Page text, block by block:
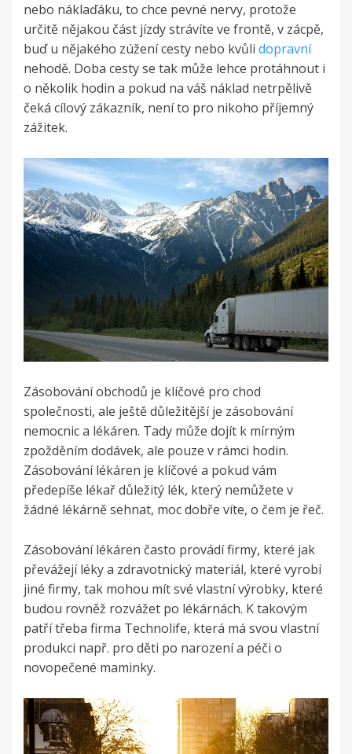
nebo náklaďáku, to chce pevné nervy, protože
určitě nějakou část jízdy strávíte ve frontě, v zácpě,
buď u nějakého zúžení cesty nebo kvůli dopravní
nehodě. Doba cesty se tak může lehce protáhnout i
o několik hodin a pokud na váš náklad netrpělivě
čeká cílový zákazník, není to pro nikoho příjemný
zážitek.
Zásobování obchodů je klíčové pro chod
společnosti, ale ještě důležitější je zásobování
nemocnic a lékáren. Tady může dojít k mírným
zpožděním dodávek, ale pouze v rámci hodin.
Zásobování lékáren je klíčové a pokud vám
předepíše lékař důležitý lék, který nemůžete v
žádné lékárně sehnat, moc dobře víte, o čem je řeč.
Zásobování lékáren často provádí firmy, které jak
převážejí léky a zdravotnický materiál, které vyrobí
jiné firmy, tak mohou mít své vlastní výrobky, které
budou rovněž rozvážet po lékárnách. K takovým
patří třeba firma Technolife, která má svou vlastní
produkci např. pro děti po narození a péči o
novopečené maminky.